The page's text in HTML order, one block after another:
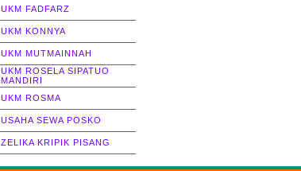
UKM FADFARZ
UKM KONNYA
UKM MUTMAINNAH
UKM ROSELA SIPATUO
MANDIRI
UKM ROSMA
USAHA SEWA POSKO
ZELIKA KRIPIK PISANG